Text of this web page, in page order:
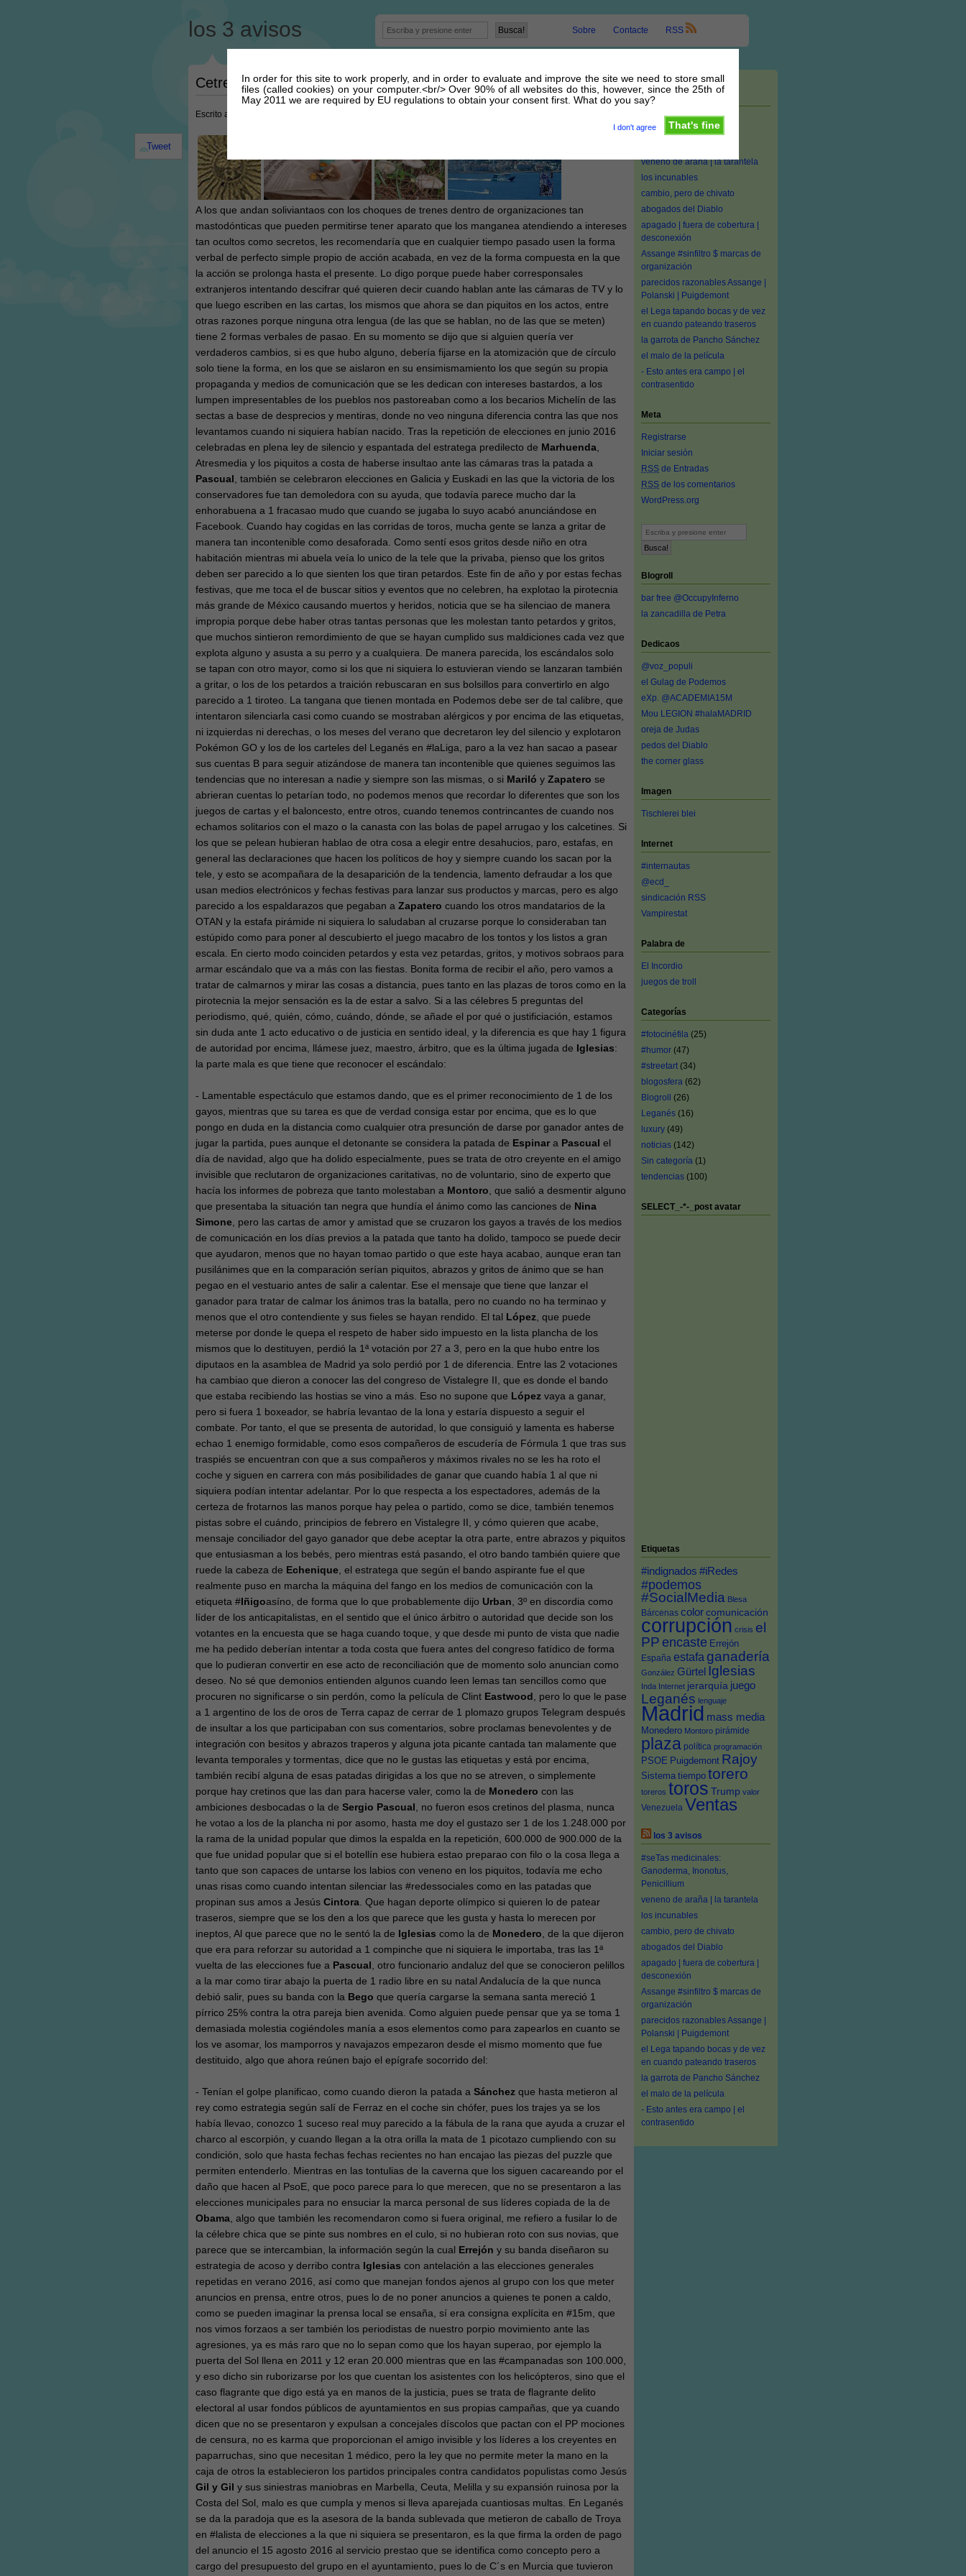
In order for this site to work properly, and in order to evaluate and improve the site we need to store small
files (called cookies) on your computer.<br/> Over 90% of all websites do this, however, since the 25th of
May 2011 we are required by EU regulations to obtain your consent first. What do you say?
That's fine
I don't agree
los 3 avisos Sobre Contacte RSS
Cetrería para parados | arte de cargar el mochuelo
Escrito a las @ 4:45 PM el dia 25 Julio 2016 por
Tweet
A los que andan soliviantaos con los choques de trenes dentro de organizaciones tan
mastodónticas que pueden permitirse tener aparato que los manganea atendiendo a intereses
tan ocultos como secretos, les recomendaría que en cualquier tiempo pasado usen la forma
verbal de perfecto simple propio de acción acabada, en vez de la forma compuesta en la que
la acción se prolonga hasta el presente. Lo digo porque puede haber corresponsales
extranjeros intentando descifrar qué quieren decir cuando hablan ante las cámaras de TV y lo
que luego escriben en las cartas, los mismos que ahora se dan piquitos en los actos, entre
otras razones porque ninguna otra lengua (de las que se hablan, no de las que se meten)
tiene 2 formas verbales de pasao. En su momento se dijo que si alguien quería ver
verdaderos cambios, si es que hubo alguno, debería fijarse en la atomización que de círculo
solo tiene la forma, en los que se aislaron en su ensimismamiento los que según su propia
propaganda y medios de comunicación que se les dedican con intereses bastardos, a los
lumpen impresentables de los pueblos nos pastoreaban como a los becarios Michelín de las
sectas a base de desprecios y mentiras, donde no veo ninguna diferencia contra las que nos
levantamos cuando ni siquiera habían nacido. Tras la repetición de elecciones en junio 2016
celebradas en plena ley de silencio y espantada del estratega predilecto de Marhuenda
Atresmedia y los piquitos a costa de haberse insultao ante las cámaras tras la patada a
Pascual , también se celebraron elecciones en Galicia y Euskadi en las que la victoria de los
conservadores fue tan demoledora con su ayuda, que todavía parece mucho dar la
enhorabuena a 1 fracasao mudo que cuando se jugaba lo suyo acabó anunciándose en
Facebook. Cuando hay cogidas en las corridas de toros, mucha gente se lanza a gritar de
manera tan incontenible como desaforada. Como sentí esos gritos desde niño en otra
habitación mientras mi abuela veía lo unico de la tele que la privaba, pienso que los gritos
deben ser parecido a lo que sienten los que tiran petardos. Este fin de año y por estas fechas
festivas, que me toca el de buscar sitios y eventos que no celebren, ha explotao la pirotecnia
más grande de México causando muertos y heridos, noticia que se ha silenciao de manera
impropia porque debe haber otras tantas personas que les molestan tanto petardos y gritos,
que muchos sintieron remordimiento de que se hayan cumplido sus maldiciones cada vez que
explota alguno y asusta a su perro y a cualquiera. De manera parecida, los escándalos solo
se tapan con otro mayor, como si los que ni siquiera lo estuvieran viendo se lanzaran también
a gritar, o los de los petardos a traición rebuscaran en sus bolsillos para convertirlo en algo
parecido a 1 tiroteo. La tangana que tienen montada en Podemos debe ser de tal calibre, que
intentaron silenciarla casi como cuando se mostraban alérgicos y por encima de las etiquetas,
ni izquierdas ni derechas, o los meses del verano que decretaron ley del silencio y explotaron
Pokémon GO y los de los carteles del Leganés en #laLiga, paro a la vez han sacao a pasear
sus cuentas B para seguir atizándose de manera tan incontenible que quienes seguimos las
tendencias que no interesan a nadie y siempre son las mismas, o si Mariló y Zapatero se
abrieran cuentas lo petarían todo, no podemos menos que recordar lo diferentes que son los
juegos de cartas y el baloncesto, entre otros, cuando tenemos contrincantes de cuando nos
echamos solitarios con el mazo o la canasta con las bolas de papel arrugao y los calcetines. Si
los que se pelean hubieran hablao de otra cosa a elegir entre desahucios, paro, estafas, en
general las declaraciones que hacen los políticos de hoy y siempre cuando los sacan por la
tele, y esto se acompañara de la desaparición de la tendencia, lamento defraudar a los que
usan medios electrónicos y fechas festivas para lanzar sus productos y marcas, pero es algo
parecido a los espaldarazos que pegaban a Zapatero cuando los otros mandatarios de la
OTAN y la estafa pirámide ni siquiera lo saludaban al cruzarse porque lo consideraban tan
estúpido como para poner al descubierto el juego macabro de los tontos y los listos a gran
escala. En cierto modo coinciden petardos y esta vez petardas, gritos, y motivos sobraos para
armar escándalo que va a más con las fiestas. Bonita forma de recibir el año, pero vamos a
tratar de calmarnos y mirar las cosas a distancia, pues tanto en las plazas de toros como en la
pirotecnia la mejor sensación es la de estar a salvo. Si a las célebres 5 preguntas del
periodismo, qué, quién, cómo, cuándo, dónde, se añade el por qué o justificiación, estamos
sin duda ante 1 acto educativo o de justicia en sentido ideal, y la diferencia es que hay 1 figura
de autoridad por encima, llámese juez, maestro, árbitro, que es la última jugada de Iglesias:
la parte mala es que tiene que reconocer el escándalo:
- Lamentable espectáculo que estamos dando, que es el primer reconocimiento de 1 de los
gayos, mientras que su tarea es que de verdad consiga estar por encima, que es lo que
pongo en duda en la distancia como cualquier otra presunción de darse por ganador antes de
jugar la partida, pues aunque el detonante se considera la patada de Espinar a Pascual el
día de navidad, algo que ha dolido especialmente, pues se trata de otro creyente en el amigo
invisible que reclutaron de organizaciones caritativas, no de voluntario, sino de experto que
hacía los informes de pobreza que tanto molestaban a Montoro , que salió a desmentir alguno
que presentaba la situación tan negra que hundía el ánimo como las canciones de Nina
Simone , pero las cartas de amor y amistad que se cruzaron los gayos a través de los medios
de comunicación en los días previos a la patada que tanto ha dolido, tampoco se puede decir
que ayudaron, menos que no hayan tomao partido o que este haya acabao, aunque eran tan
pusilánimes que en la comparación serían piquitos, abrazos y gritos de ánimo que se han
pegao en el vestuario antes de salir a calentar. Ese el mensaje que tiene que lanzar el
ganador para tratar de calmar los ánimos tras la batalla, pero no cuando no ha terminao y
menos que el otro contendiente y sus fieles se hayan rendido. El tal López , que puede
meterse por donde le quepa el respeto de haber sido impuesto en la lista plancha de los
mismos que lo destituyen, perdió la 1ª votación por 27 a 3, pero en la que hubo entre los
diputaos en la asamblea de Madrid ya solo perdió por 1 de diferencia. Entre las 2 votaciones
ha cambiao que dieron a conocer las del congreso de Vistalegre II, que es donde el bando
que estaba recibiendo las hostias se vino a más. Eso no supone que López vaya a ganar,
pero si fuera 1 boxeador, se habría levantao de la lona y estaría dispuesto a seguir el
combate. Por tanto, el que se presenta de autoridad, lo que consiguió y lamenta es haberse
echao 1 enemigo formidable, como esos compañeros de escudería de Fórmula 1 que tras sus
traspiés se encuentran con que a sus compañeros y máximos rivales no se les ha roto el
coche y siguen en carrera con más posibilidades de ganar que cuando había 1 al que ni
siquiera podían intentar adelantar. Por lo que respecta a los espectadores, además de la
certeza de frotarnos las manos porque hay pelea o partido, como se dice, también tenemos
pistas sobre el cuándo, principios de febrero en Vistalegre II, y cómo quieren que acabe,
mensaje conciliador del gayo ganador que debe aceptar la otra parte, entre abrazos y piquitos
que entusiasman a los bebés, pero mientras está pasando, el otro bando también quiere que
ruede la cabeza de Echenique , el estratega que según el bando aspirante fue el que
realmente puso en marcha la máquina del fango en los medios de comunicación con la
etiqueta #Iñigoasíno, de forma que lo que probablemente dijo Urban , 3º en discordia como
líder de los anticapitalistas, en el sentido que el único árbitro o autoridad que decide son los
votantes en la encuesta que se haga cuando toque, y que desde mi punto de vista que nadie
me ha pedido deberían intentar a toda costa que fuera antes del congreso fatídico de forma
que lo pudieran convertir en ese acto de reconciliación que de momento solo anuncian como
deseo. No sé que demonios entienden algunos cuando leen lemas tan sencillos como que
procuren no significarse o sin perdón, como la película de Clint Eastwood , pero lo que le pase
a 1 argentino de los de oros de Terra capaz de cerrar de 1 plomazo grupos Telegram después
de insultar a los que participaban con sus comentarios, sobre proclamas benevolentes y de
integración con besitos y abrazos traperos y alguna jota picante cantada tan malamente que
levanta temporales y tormentas, dice que no le gustas las etiquetas y está por encima,
también recibí alguna de esas patadas dirigidas a los que no se atreven, o simplemente
porque hay cretinos que las dan para hacerse valer, como la de Monedero con las
ambiciones desbocadas o la de Sergio Pascual , no fueron esos cretinos del plasma, nunca
he votao a los de la plancha ni por asomo, hasta me doy el gustazo ser 1 de los 1.248.000 por
la rama de la unidad popular que dimos la espalda en la repetición, 600.000 de 900.000 de la
que fue unidad popular que si el botellín ese hubiera estao preparao con filo o la cosa llega a
tanto que son capaces de untarse los labios con veneno en los piquitos, todavía me echo
unas risas como cuando intentan silenciar las #redessociales como en las patadas que
propinan sus amos a Jesús Cintora . Que hagan deporte olímpico si quieren lo de patear
traseros, siempre que se los den a los que parece que les gusta y hasta lo merecen por
ineptos, Al que parece que no le sentó la de Iglesias como la de Monedero , de la que dijeron
que era para reforzar su autoridad a 1 compinche que ni siquiera le importaba, tras las 1ª
vuelta de las elecciones fue a Pascual , otro funcionario andaluz del que se conocieron pelillos
a la mar como tirar abajo la puerta de 1 radio libre en su natal Andalucía de la que nunca
debió salir, pues su banda con la Bego que quería cargarse la semana santa mereció 1
pírrico 25% contra la otra pareja bien avenida. Como alguien puede pensar que ya se toma 1
demasiada molestia cogiéndoles manía a esos elementos como para zapearlos en cuanto se
los ve asomar, los mamporros y navajazos empezaron desde el mismo momento que fue
destituido, algo que ahora reúnen bajo el epígrafe socorrido del:
- Tenían el golpe planificao, como cuando dieron la patada a Sánchez que hasta metieron al
rey como estrategia según salí de Ferraz en el coche sin chófer, pues los trajes ya se los
había llevao, conozco 1 suceso real muy parecido a la fábula de la rana que ayuda a cruzar el
charco al escorpión, y cuando llegan a la otra orilla la mata de 1 picotazo cumpliendo con su
condición, solo que hasta fechas fechas recientes no han encajao las piezas del puzzle que
permiten entenderlo. Mientras en las tontulias de la caverna que los siguen cacareando por el
daño que hacen al PsoE, que poco parece para lo que merecen, que no se presentaron a las
elecciones municipales para no ensuciar la marca personal de sus líderes copiada de la de
Obama , algo que también les recomendaron como si fuera original, me refiero a fusilar lo de
la célebre chica que se pinte sus nombres en el culo, si no hubieran roto con sus novias, que
parece que se intercambian, la información según la cual Errejón y su banda diseñaron su
estrategia de acoso y derribo contra Iglesias con antelación a las elecciones generales
repetidas en verano 2016, así como que manejan fondos ajenos al grupo con los que meter
anuncios en prensa, entre otros, pues lo de no poner anuncios a quienes te ponen a caldo,
como se pueden imaginar la prensa local se ensaña, sí era consigna explícita en #15m, que
nos vimos forzaos a ser también los periodistas de nuestro porpio movimiento ante las
agresiones, ya es más raro que no lo sepan como que los hayan superao, por ejemplo la
puerta del Sol llena en 2011 y 12 eran 20.000 mientras que en las #campanadas son 100.000,
y eso dicho sin ruborizarse por los que cuentan los asistentes con los helicópteros, sino que el
caso flagrante que digo está ya en manos de la justicia, pues se trata de flagrante delito
electoral al usar fondos públicos de ayuntamientos en sus propias campañas, que ya cuando
dicen que no se presentaron y expulsan a concejales díscolos que pactan con el PP mociones
de censura, no es karma que proporcionan el amigo invisible y los líderes a los creyentes en
paparruchas, sino que necesitan 1 médico, pero la ley que no permite meter la mano en la
caja de otros la establecieron los partidos principales contra candidatos populistas como Jesús
Gil y Gil y sus siniestras maniobras en Marbella, Ceuta, Melilla y su expansión ruinosa por la
Costa del Sol, malo es que cumpla y menos si lleva aparejada cuantiosas multas. En Leganés
se da la paradoja que es la asesora de la banda sublevada que metieron de caballo de Troya
en #lalista de elecciones a la que ni siquiera se presentaron, es la que firma la orden de pago
del anuncio el 15 agosto 2016 al servicio prestao que se identifica como concepto pero a
cargo del presupuesto del grupo en el ayuntamiento, pues lo de C´s en Murcia que tuvieron
Entradas recientes
#seTas medicinales:
Ganoderma, Inonotus,
veneno de araña | la tarantela
los incunables
cambio, pero de chivato
abogados del Diablo
apagado | fuera de cobertura |
desconexión
Assange #sinfiltro $ marcas de
organización
parecidos razonables Assange |
Polanski | Puigdemont
el Lega tapando bocas y de vez
en cuando pateando traseros
la garrota de Pancho Sánchez
el malo de la película
- Esto antes era campo | el
contrasentido
Meta
Registrarse
Iniciar sesión
RSS de Entradas
RSS de los comentarios
WordPress.org
Blogroll
bar free @OccupyInferno
la zancadilla de Petra
Dedicaos
@voz_populi
el Gulag de Podemos
eXp. @ACADEMIA15M
Mou LEGION #halaMADRID
oreja de Judas
pedos del Diablo
the corner glass
Imagen
Tischlerei blei
Internet
#internautas
@ecd_
sindicación RSS
Vampirestat
Palabra de
El Incordio
juegos de troll
Categorías
#fotocinéfila (25)
#humor (47)
#streetart (34)
blogosfera (62)
Blogroll
(26)
Leganés (16)
luxury (49)
noticias (142)
Sin categoría (1)
tendencias (100)
SELECT_-*-_post avatar
Etiquetas
#indignados #iRedes
#podemos
#SocialMedia Blesa
Bárcenas color comunicación
corrupción crisis el
PP encaste Errejón
España estafa ganadería
González Gürtel Iglesias
Inda Internet jerarquía juego
Leganés lenguaje
Madrid mass media
Monedero Montoro pirámide
plaza política programación
PSOE Puigdemont Rajoy
Sistema tiempo torero
toreros toros Trump valor
Venezuela Ventas
los 3 avisos
#seTas medicinales:
Ganoderma, Inonotus,
Penicillium
veneno de araña | la tarantela
los incunables
cambio, pero de chivato
abogados del Diablo
apagado | fuera de cobertura |
desconexión
Assange #sinfiltro $ marcas de
organización
parecidos razonables Assange |
Polanski | Puigdemont
el Lega tapando bocas y de vez
en cuando pateando traseros
la garrota de Pancho Sánchez
el malo de la película
- Esto antes era campo | el
contrasentido